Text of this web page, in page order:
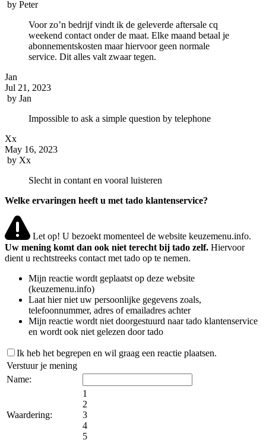
by Peter
Voor zo’n bedrijf vindt ik de geleverde aftersale cq
weekend contact onder de maat. Elke maand betaal je
abonnementskosten maar hiervoor geen normale
service. Dit alles valt zwaar tegen.
Jan
Jul 21, 2023
by Jan
Impossible to ask a simple question by telephone
Xx
May 16, 2023
by Xx
Slecht in contant en vooral luisteren
Welke ervaringen heeft u met tado klantenservice?
Let op! U bezoekt momenteel de website keuzemenu.info.
Uw mening komt dan ook niet terecht bij tado zelf. Hiervoor
dient u rechtstreeks contact met tado op te nemen.
Mijn reactie wordt geplaatst op deze website
(keuzemenu.info)
Laat hier niet uw persoonlijke gegevens zoals,
telefoonnummer, adres of emailadres achter
Mijn reactie wordt niet doorgestuurd naar tado klantenservice
en wordt ook niet gelezen door tado
Ik heb het begrepen en wil graag een reactie plaatsen.
Verstuur je mening
Name:
Waardering:
1
2
3
4
5